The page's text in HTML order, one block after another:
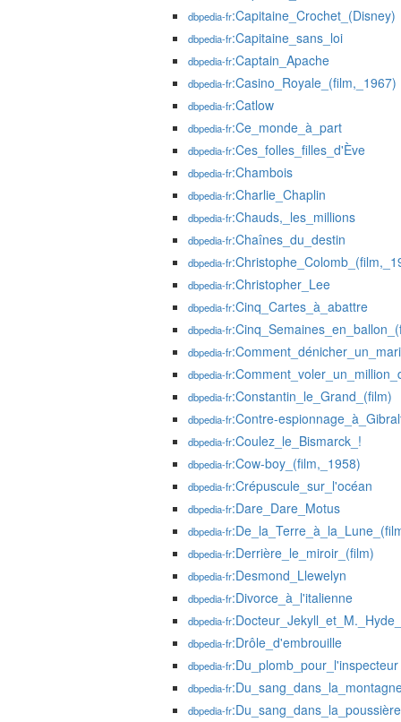
dbpedia-fr:Capitaine_Crochet_(Disney)
dbpedia-fr:Capitaine_sans_loi
dbpedia-fr:Captain_Apache
dbpedia-fr:Casino_Royale_(film,_1967)
dbpedia-fr:Catlow
dbpedia-fr:Ce_monde_à_part
dbpedia-fr:Ces_folles_filles_d'Ève
dbpedia-fr:Chambois
dbpedia-fr:Charlie_Chaplin
dbpedia-fr:Chauds,_les_millions
dbpedia-fr:Chaînes_du_destin
dbpedia-fr
dbpedia-fr:Christopher_Lee
dbpedia-fr:Cinq_Cartes_à_abattre
dbpedia-fr
dbpedia-fr:Comment_dénicher_un_mari
dbpedia-fr
dbpedia-fr:Constantin_le_Grand_(film)
dbpedia-fr:Contre-
dbpedia-fr:Coulez_le_Bismarck_!
dbpedia-fr:Cow-boy_(film,_1958)
dbpedia-fr:Crépuscule_sur_l'océan
dbpedia-fr:Dare_Dare_Motus
dbpedia-fr
dbpedia-fr:Derrière_le_miroir_(film)
dbpedia-fr:Desmond_Llewelyn
dbpedia-fr:Divorce_à_l'italienne
dbpedia-fr
dbpedia-fr:Drôle_d'embrouille
dbpedia-fr:Du_plomb_pour_l'inspecteur
dbpedia-fr
dbpedia-fr:Du_sang_dans_la_poussière